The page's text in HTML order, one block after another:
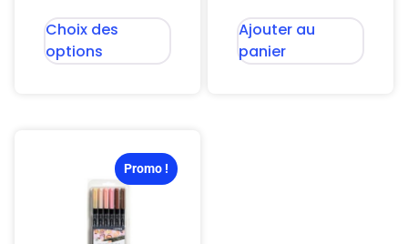
Choix des
options
Ajouter au
panier
Promo !